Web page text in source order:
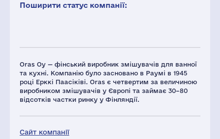
Oras Oy — фінський виробник змішувачів для ванної
та кухні. Компанію було засновано в Раумі в 1945
році Ерккі Паасіківі. Oras є четвертим за величиною
виробником змішувачів у Європі та займає 30–80
відсотків частки ринку у Фінляндії.
Сайт компанії
Поширити статус компанії: